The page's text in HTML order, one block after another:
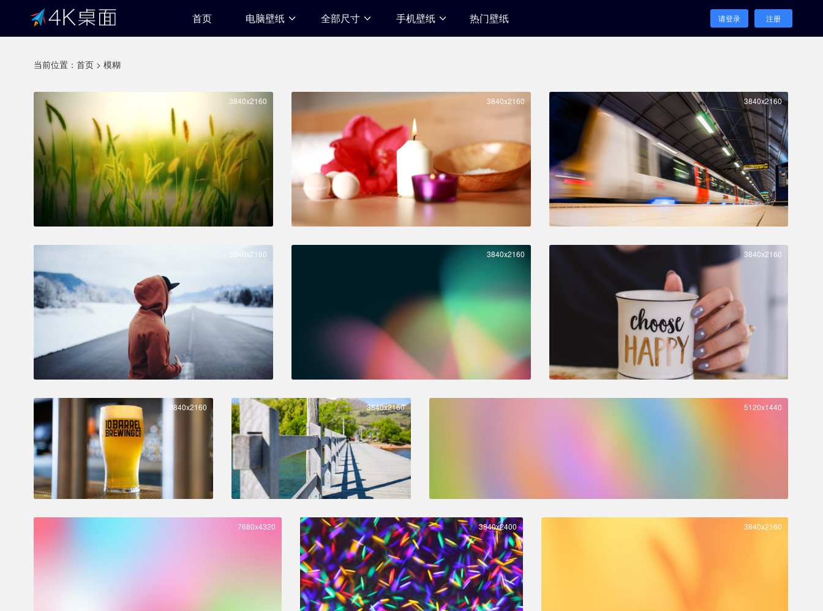
首页 电脑壁纸 全部尺寸 手机壁纸 热门壁纸 注册
请登录
当前位置： 首页 > 模糊
3840x2160 3840x2160 3840x2160
3840x2160 3840x2160 3840x2160
3840x2160 3840x2160 5120x1440
7680x4320 3840x2400 3840x2160